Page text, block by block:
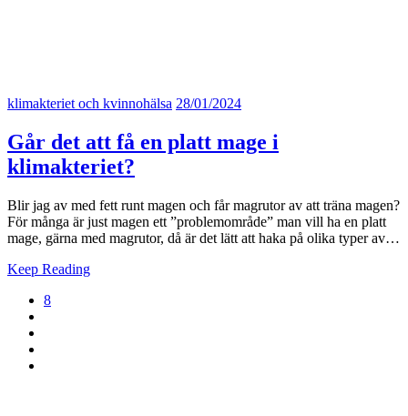
klimakteriet och kvinnohälsa 28/01/2024
Går det att få en platt mage i
klimakteriet?
Blir jag av med fett runt magen och får magrutor av att träna magen?
För många är just magen ett ”problemområde” man vill ha en platt
mage, gärna med magrutor, då är det lätt att haka på olika typer av…
Keep Reading
8